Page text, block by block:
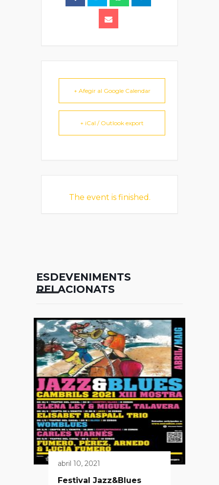
+ Afegir al Google Calendar
+ iCal / Outlook export
The event is finished.
ESDEVENIMENTS
RELACIONATS
abril 10, 2021
Festival Jazz&Blues